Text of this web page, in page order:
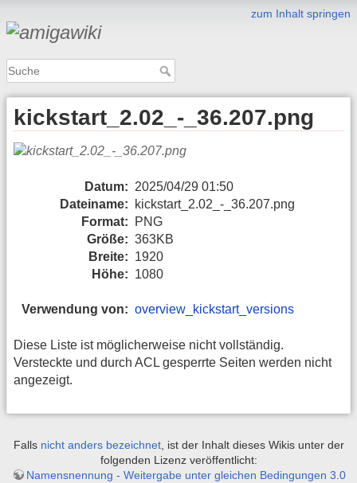
zum Inhalt springen
kickstart_2.02_-_36.207.png
Datum: 2025/04/29 01:50
Dateiname:
kickstart_2.02_-_36.207.png
Format:
PNG
Größe: 363KB
Breite: 1920
Höhe: 1080
Verwendung von: overview_kickstart_versions
Diese Liste ist möglicherweise nicht vollständig.
Versteckte und durch ACL gesperrte Seiten werden nicht
angezeigt.
Falls nicht anders bezeichnet, ist der Inhalt dieses Wikis unter der
folgenden Lizenz veröffentlicht:
Namensnennung - Weitergabe unter gleichen Bedingungen 3.0